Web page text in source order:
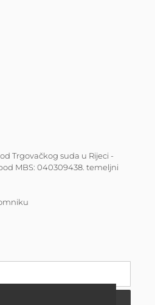
Trgovačkog suda u Rijeci -
MBS: 040309438. temeljni